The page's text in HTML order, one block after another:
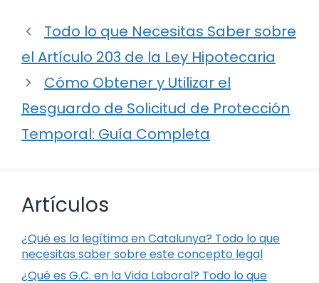
Todo lo que Necesitas Saber sobre
el Artículo 203 de la Ley Hipotecaria
Cómo Obtener y Utilizar el
Resguardo de Solicitud de Protección
Temporal: Guía Completa
Artículos
¿Qué es la legítima en Catalunya? Todo lo que
necesitas saber sobre este concepto legal
¿Qué es G.C. en la Vida Laboral? Todo lo que